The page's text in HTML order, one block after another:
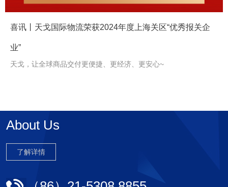
喜讯丨天戈国际物流荣获2024年度上海关区“优秀报关企
业”
天戈，让全球商品交付更便捷、更经济、更安心~
About Us
了解详情